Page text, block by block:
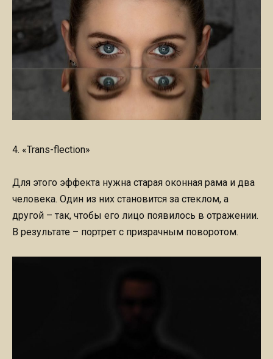
4. «Trans-flection»
Для этого эффекта нужна старая оконная рама и два
человека. Один из них становится за стеклом, а
другой – так, чтобы его лицо появилось в отражении.
В результате – портрет с призрачным поворотом.